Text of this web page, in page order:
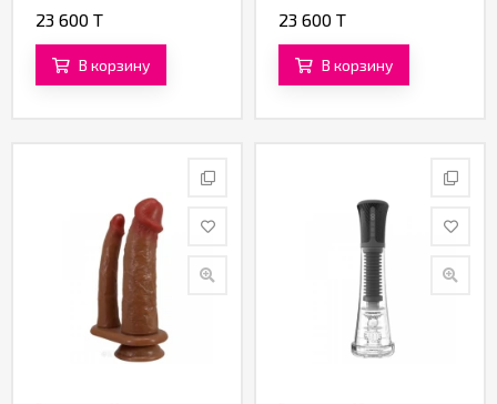
движениями «Рилтар»
23 600 T
В корзину
движениями
Феникс» (21,5 см)
23 600 T
В корзину